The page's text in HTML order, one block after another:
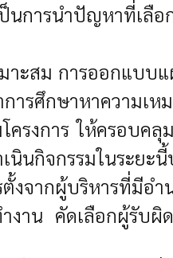
นการนำปัญหาที่เลื
ะสม การออกแบบ
ารศึกษาหาความเ
ครงการ ให้ครอบค
นกิจกรรมในระยะ
งจากผู้บริหารที่มีอ
งาน คัดเลือกผู้รับ